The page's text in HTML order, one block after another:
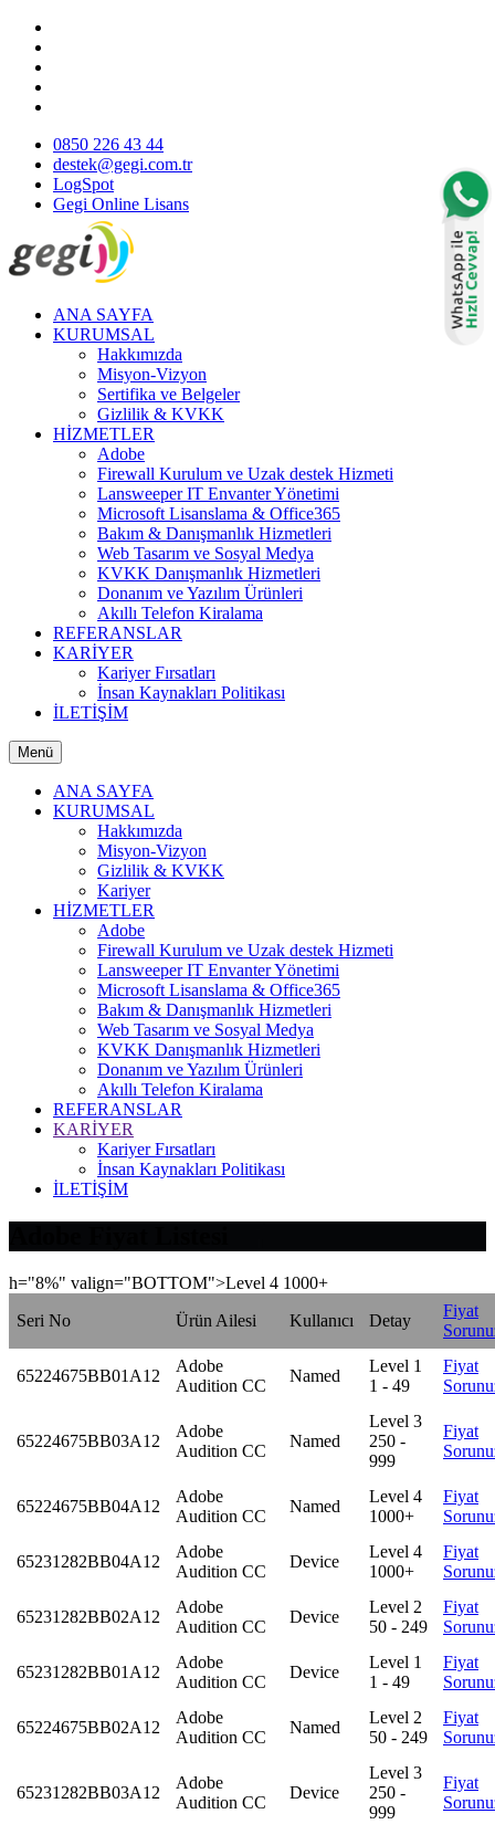
0850 226 43 44
destek@gegi.com.tr
LogSpot
Gegi Online Lisans
ANA SAYFA
KURUMSAL
Hakkımızda
Misyon-Vizyon
Sertifika ve Belgeler
Gizlilik & KVKK
HİZMETLER
Adobe
Firewall Kurulum ve Uzak destek Hizmeti
Lansweeper IT Envanter Yönetimi
Microsoft Lisanslama & Office365
Bakım & Danışmanlık Hizmetleri
Web Tasarım ve Sosyal Medya
KVKK Danışmanlık Hizmetleri
Donanım ve Yazılım Ürünleri
Akıllı Telefon Kiralama
REFERANSLAR
KARİYER
Kariyer Fırsatları
İnsan Kaynakları Politikası
İLETİŞİM
Menü
ANA SAYFA
KURUMSAL
Hakkımızda
Misyon-Vizyon
Gizlilik & KVKK
Kariyer
HİZMETLER
Adobe
Firewall Kurulum ve Uzak destek Hizmeti
Lansweeper IT Envanter Yönetimi
Microsoft Lisanslama & Office365
Bakım & Danışmanlık Hizmetleri
Web Tasarım ve Sosyal Medya
KVKK Danışmanlık Hizmetleri
Donanım ve Yazılım Ürünleri
Akıllı Telefon Kiralama
REFERANSLAR
KARİYER
Kariyer Fırsatları
İnsan Kaynakları Politikası
İLETİŞİM
h="8%" valign="BOTTOM">Level 4 1000+
Seri No
Ürün Ailesi Kullanıcı Detay
Fiyat
65224675BB01A12
Adobe
Audition CC
Named
Level 1
1 - 49
Fiyat
65224675BB03A12
Adobe
Audition CC
Named
Level 3
250 -
999
Fiyat
65224675BB04A12
Adobe
Audition CC
Named
Level 4
1000+
Fiyat
65231282BB04A12
Adobe
Audition CC
Device
Level 4
1000+
Fiyat
65231282BB02A12
Adobe
Audition CC
Device
Level 2
50 - 249
Fiyat
65231282BB01A12
Adobe
Audition CC
Device
Level 1
1 - 49
Fiyat
65224675BB02A12
Adobe
Audition CC
Named
Level 2
50 - 249
Fiyat
65231282BB03A12
Adobe
Audition CC
Device
Level 3
250 -
999
Fiyat